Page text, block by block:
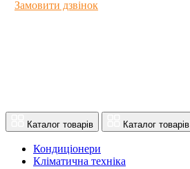
Замовити дзвінок
Каталог товарів Каталог товарів
Кондиціонери
Кліматична техніка